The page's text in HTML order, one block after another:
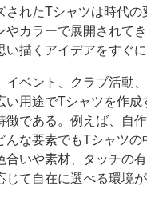
されたTシャツは時代
カラーで展開されて
描くアイデアをすぐ
ベント、クラブ活動
用途でTシャツを作
である。例えば、自
な要素でもTシャツ
いや素材、タッチの
じて自在に選べる環境